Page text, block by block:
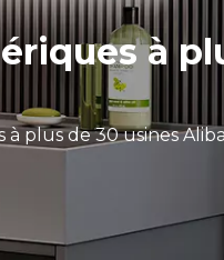
à
plus de 30 usines